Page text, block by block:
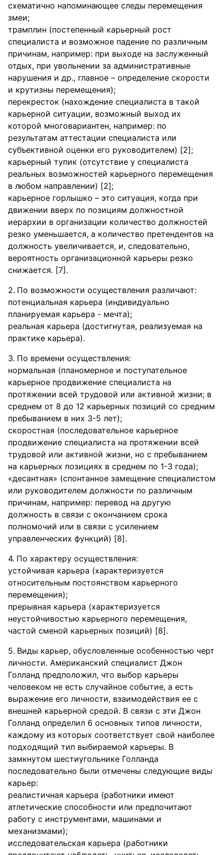
схематично напоминающее следы перемещения
змеи;
трамплин (постепенный карьерный рост
специалиста и возможное падение по различным
причинам, например: при выходе на заслуженный
отдых, при увольнении за административные
нарушения и др., главное – определение скорости
и крутизны перемещения);
перекресток (нахождение специалиста в такой
карьерной ситуации, возможный выход их
которой многовариантен, например: по
результатам аттестации специалиста или
субъективной оценки его руководителем) [2];
карьерный тупик (отсутствие у специалиста
реальных возможностей карьерного перемещения
в любом направлении) [2];
карьерное горлышко – это ситуация, когда при
движении вверх по позициям должностной
иерархии в организации количество должностей
резко уменьшается, а количество претендентов на
должность увеличивается, и, следовательно,
вероятность организационной карьеры резко
снижается. [7].
По возможности осуществления различают:
потенциальная карьера (индивидуально
планируемая карьера - мечта);
реальная карьера (достигнутая, реализуемая на
практике карьера).
По времени осуществления:
нормальная (планомерное и поступательное
карьерное продвижение специалиста на
протяжении всей трудовой или активной жизни; в
среднем от 8 до 12 карьерных позиций со средним
пребыванием в них 3-5 лет);
скоростная (последовательное карьерное
продвижение специалиста на протяжении всей
трудовой или активной жизни, но с пребыванием
на карьерных позициях в среднем по 1-3 года);
«десантная» (спонтанное замещение специалистом
или руководителем должности по различным
причинам, например: перевод на другую
должность в связи с окончанием срока
полномочий или в связи с усилением
управленческих функций) [8].
По характеру осуществления:
устойчивая карьера (характеризуется
относительным постоянством карьерного
перемещения);
прерывная карьера (характеризуется
неустойчивостью карьерного перемещения,
частой сменой карьерных позиций) [8].
Виды карьер, обусловленные особенностью черт
личности. Американский специалист Джон
Голланд предположил, что выбор карьеры
человеком не есть случайное событие, а есть
выражение его личности, взаимодействия ее с
внешней карьерной средой. В связи с эти Джон
Голланд определил 6 основных типов личности,
каждому из которых соответствует свой наиболее
подходящий тип выбираемой карьеры. В
замкнутом шестиугольнике Голланда
последовательно были отмечены следующие виды
карьер:
реалистичная карьера (работники имеют
атлетические способности или предпочитают
работу с инструментами, машинами и
механизмами);
исследовательская карьера (работники